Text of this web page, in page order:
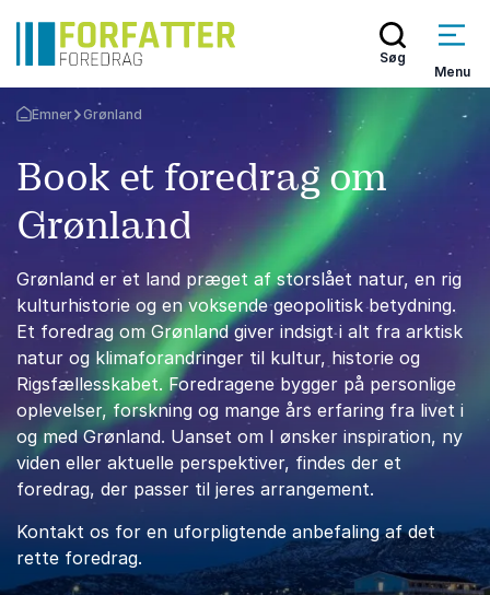
Søg
Menu
Tilbage til forsiden
Emner Grønland
Book et foredrag om
Grønland
Grønland er et land præget af storslået natur, en rig
kulturhistorie og en voksende geopolitisk betydning.
Et foredrag om Grønland giver indsigt i alt fra arktisk
natur og klimaforandringer til kultur, historie og
Rigsfællesskabet. Foredragene bygger på personlige
oplevelser, forskning og mange års erfaring fra livet i
og med Grønland. Uanset om I ønsker inspiration, ny
viden eller aktuelle perspektiver, findes der et
foredrag, der passer til jeres arrangement.
Kontakt os for en uforpligtende anbefaling af det
rette foredrag.